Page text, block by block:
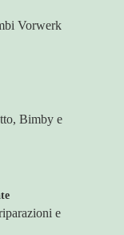
Vorwerk
Bimby e
e